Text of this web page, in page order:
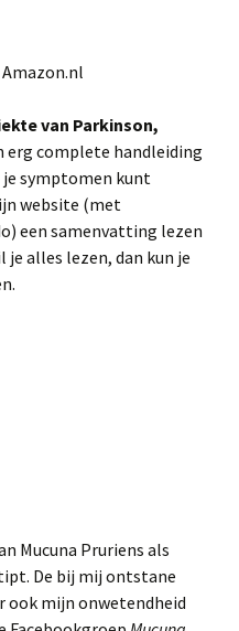
van Parkinson,
erg complete handleiding
je symptomen kunt
website (met
een samenvatting lezen
je alles lezen, dan kun je
Mucuna Pruriens als
De bij mij ontstane
ook mijn onwetendheid